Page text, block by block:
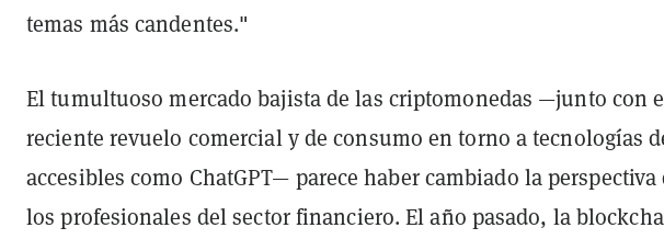
temas más candentes."
El tumultuoso mercado bajista de las criptomonedas —junto con
reciente revuelo comercial y de consumo en torno a tecnologías
accesibles como ChatGPT— parece haber cambiado la perspectiva
los profesionales del sector financiero. El año pasado, la